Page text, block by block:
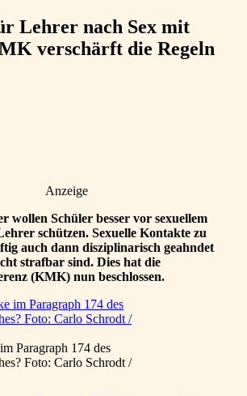
Lehrer nach Sex mit
verschärft die Regeln
Anzeige
wollen Schüler besser vor sexuellem
schützen. Sexuelle Kontakte zu
auch dann disziplinarisch geahndet
strafbar sind. Dies hat die
(KMK) nun beschlossen.
Paragraph 174 des
Foto: Carlo Schrodt /